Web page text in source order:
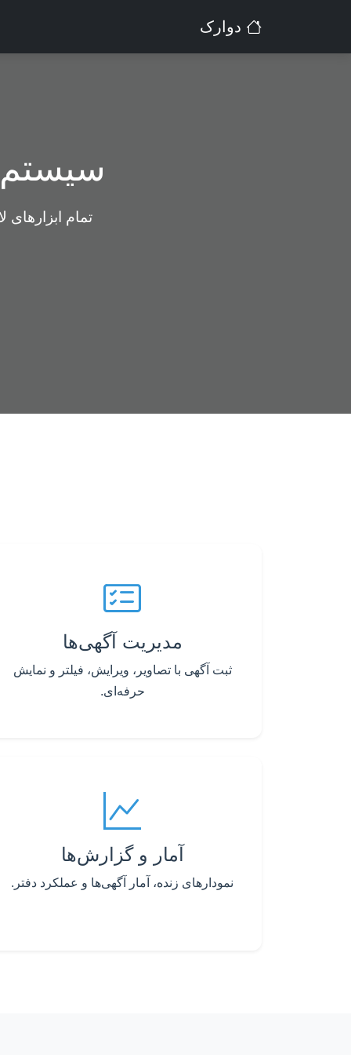
دوارک
سیستم
تمام ابزارهای
مدیریت آگهی‌ها
ثبت آگهی با تصاویر، ویرایش، فیلتر و نمایش
حرفه‌ای.
آمار و گزارش‌ها
نمودارهای زنده، آمار آگهی‌ها و عملکرد دفتر.